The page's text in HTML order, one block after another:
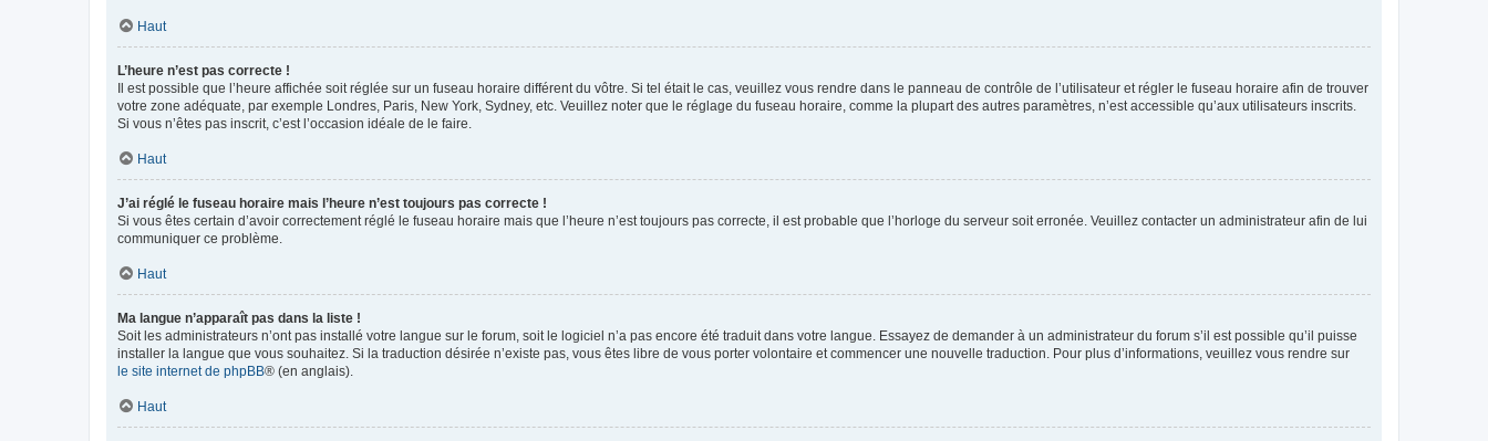
Haut
L’heure n’est pas correcte !
Il est possible que l’heure affichée soit réglée sur un fuseau horaire différent du vôtre. Si tel était le cas, veuillez vous rendre dans le panneau de contrôle de l’utilisateur et régler le fuseau horaire afin de trouver
votre zone adéquate, par exemple Londres, Paris, New York, Sydney, etc. Veuillez noter que le réglage du fuseau horaire, comme la plupart des autres paramètres, n’est accessible qu’aux utilisateurs inscrits.
Si vous n’êtes pas inscrit, c’est l’occasion idéale de le faire.
Haut
J’ai réglé le fuseau horaire mais l’heure n’est toujours pas correcte !
Si vous êtes certain d’avoir correctement réglé le fuseau horaire mais que l’heure n’est toujours pas correcte, il est probable que l’horloge du serveur soit erronée. Veuillez contacter un administrateur afin de lui
communiquer ce problème.
Haut
Ma langue n’apparaît pas dans la liste !
Soit les administrateurs n’ont pas installé votre langue sur le forum, soit le logiciel n’a pas encore été traduit dans votre langue. Essayez de demander à un administrateur du forum s’il est possible qu’il puisse
installer la langue que vous souhaitez. Si la traduction désirée n’existe pas, vous êtes libre de vous porter volontaire et commencer une nouvelle traduction. Pour plus d’informations, veuillez vous rendre sur
le site internet de phpBB® (en anglais).
Haut